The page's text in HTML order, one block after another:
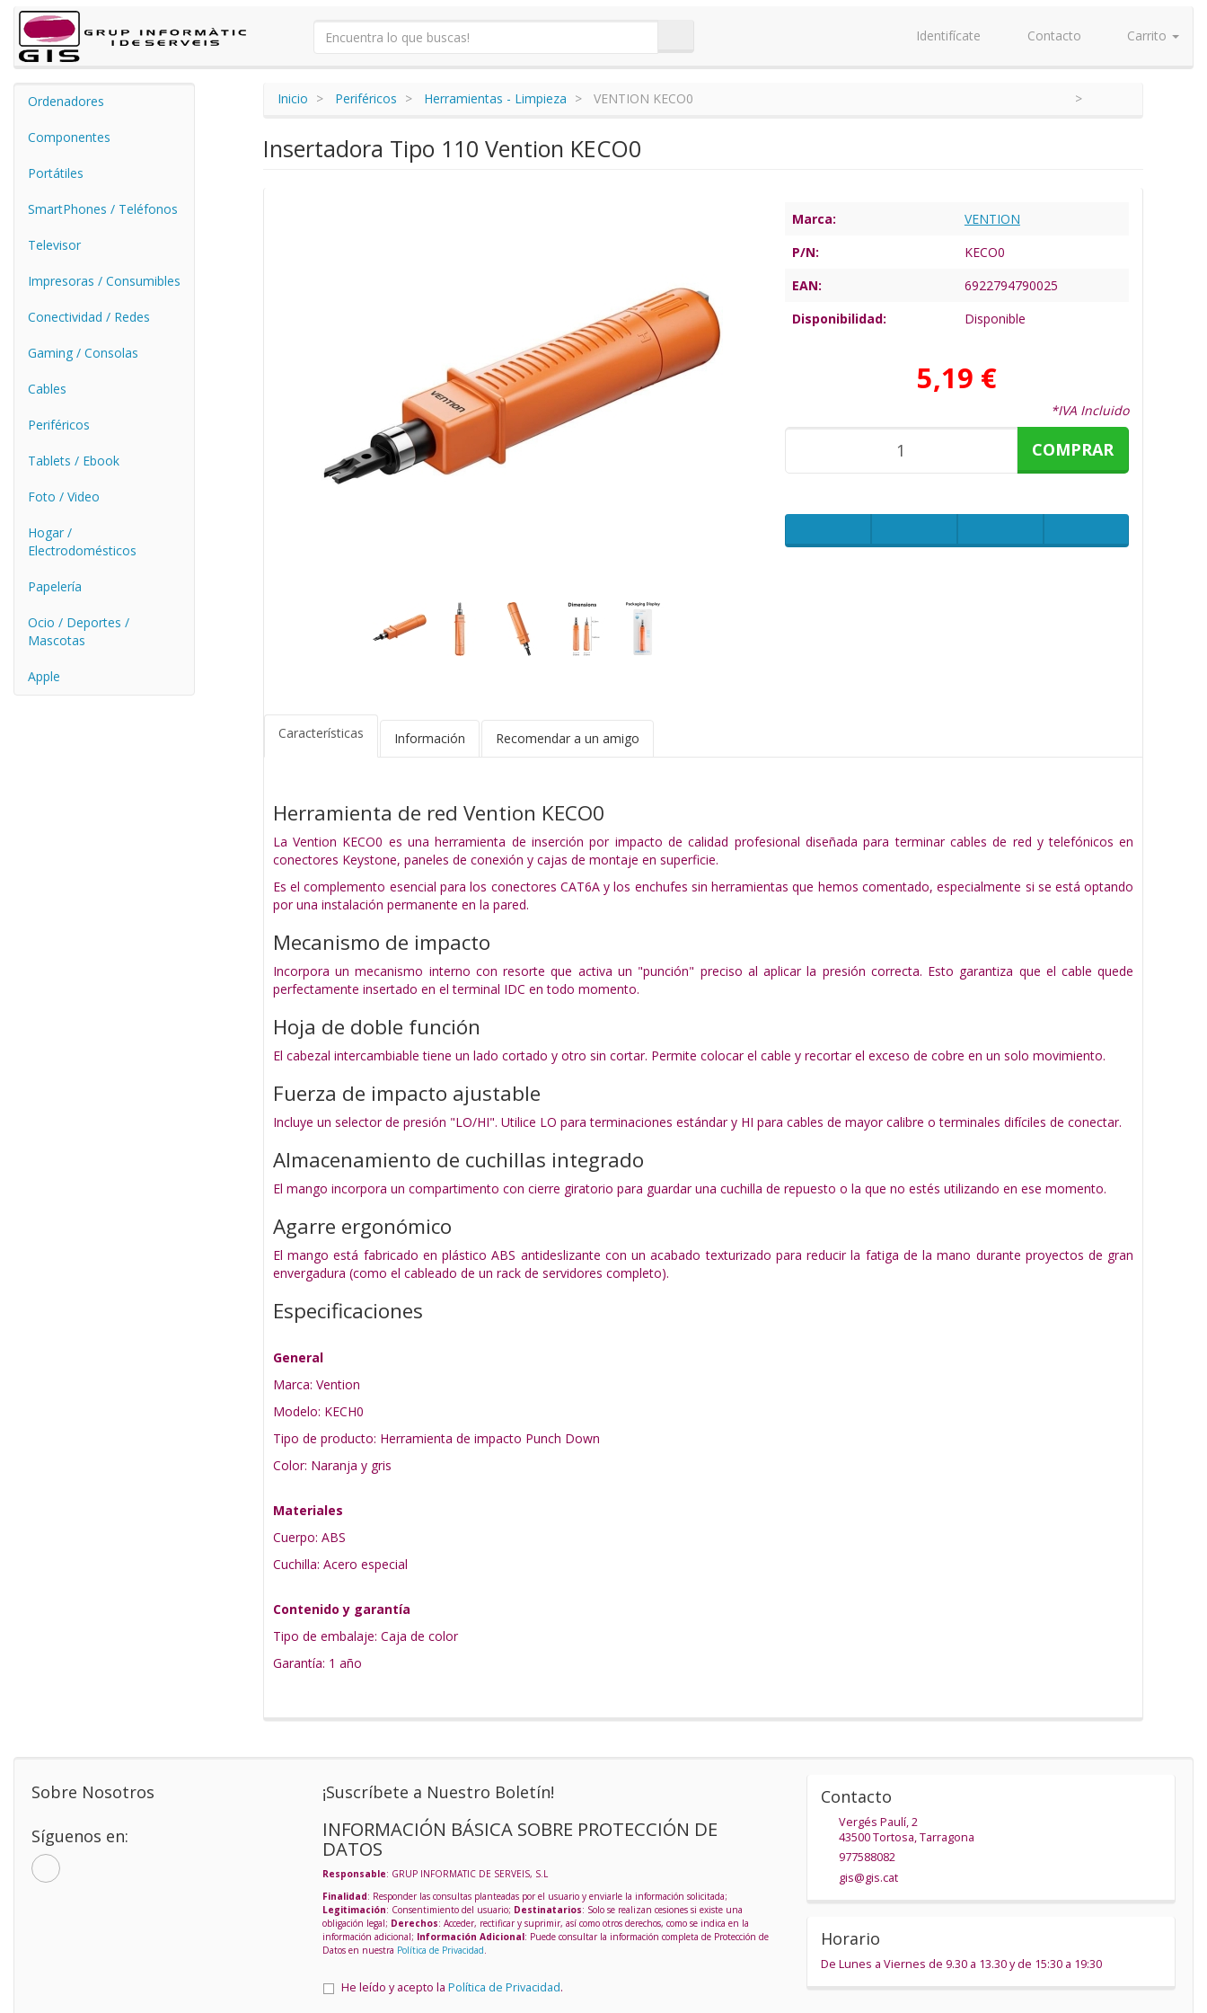
Identifícate Contacto Carrito
Ordenadores
Componentes
Portátiles
SmartPhones / Teléfonos
Televisor
Impresoras / Consumibles
Conectividad / Redes
Gaming / Consolas
Cables
Periféricos
Tablets / Ebook
Foto / Video
Hogar /
Electrodomésticos
Papelería
Ocio / Deportes /
Mascotas
Apple
Inicio Periféricos Herramientas - Limpieza VENTION KECO0
Insertadora Tipo 110 Vention KECO0
Marca:
VENTION
P/N:
KECO0
EAN:
6922794790025
Disponibilidad:
Disponible
5,19 €
*IVA Incluido
COMPRAR
Características Información Recomendar a un amigo
Herramienta de red Vention KECO0
La Vention KECO0 es una herramienta de inserción por impacto de calidad profesional diseñada para terminar cables de red y telefónicos en
conectores Keystone, paneles de conexión y cajas de montaje en superficie.
Es el complemento esencial para los conectores CAT6A y los enchufes sin herramientas que hemos comentado, especialmente si se está optando
por una instalación permanente en la pared.
Mecanismo de impacto
Incorpora un mecanismo interno con resorte que activa un "punción" preciso al aplicar la presión correcta. Esto garantiza que el cable quede
perfectamente insertado en el terminal IDC en todo momento.
Hoja de doble función
El cabezal intercambiable tiene un lado cortado y otro sin cortar. Permite colocar el cable y recortar el exceso de cobre en un solo movimiento.
Fuerza de impacto ajustable
Incluye un selector de presión "LO/HI". Utilice LO para terminaciones estándar y HI para cables de mayor calibre o terminales difíciles de conectar.
Almacenamiento de cuchillas integrado
El mango incorpora un compartimento con cierre giratorio para guardar una cuchilla de repuesto o la que no estés utilizando en ese momento.
Agarre ergonómico
El mango está fabricado en plástico ABS antideslizante con un acabado texturizado para reducir la fatiga de la mano durante proyectos de gran
envergadura (como el cableado de un rack de servidores completo).
Especificaciones
General
Marca: Vention
Modelo: KECH0
Tipo de producto: Herramienta de impacto Punch Down
Color: Naranja y gris
Materiales
Cuerpo: ABS
Cuchilla: Acero especial
Contenido y garantía
Tipo de embalaje: Caja de color
Garantía: 1 año
Sobre Nosotros
Síguenos en:
¡Suscríbete a Nuestro Boletín!
INFORMACIÓN BÁSICA SOBRE PROTECCIÓN DE
DATOS
Responsable: GRUP INFORMATIC DE SERVEIS, S.L
Finalidad: Responder las consultas planteadas por el usuario y enviarle la información solicitada;
Legitimación: Consentimiento del usuario; Destinatarios: Solo se realizan cesiones si existe una
obligación legal; Derechos: Acceder, rectificar y suprimir, así como otros derechos, como se indica en la
información adicional; Información Adicional: Puede consultar la información completa de Protección de
Datos en nuestra Política de Privacidad.
He leído y acepto la Política de Privacidad.
Contacto
Vergés Paulí, 2
43500Tortosa,Tarragona
977588082
gis@gis.cat
Horario
De Lunes a Viernes de 9.30 a 13.30 y de 15:30 a 19:30